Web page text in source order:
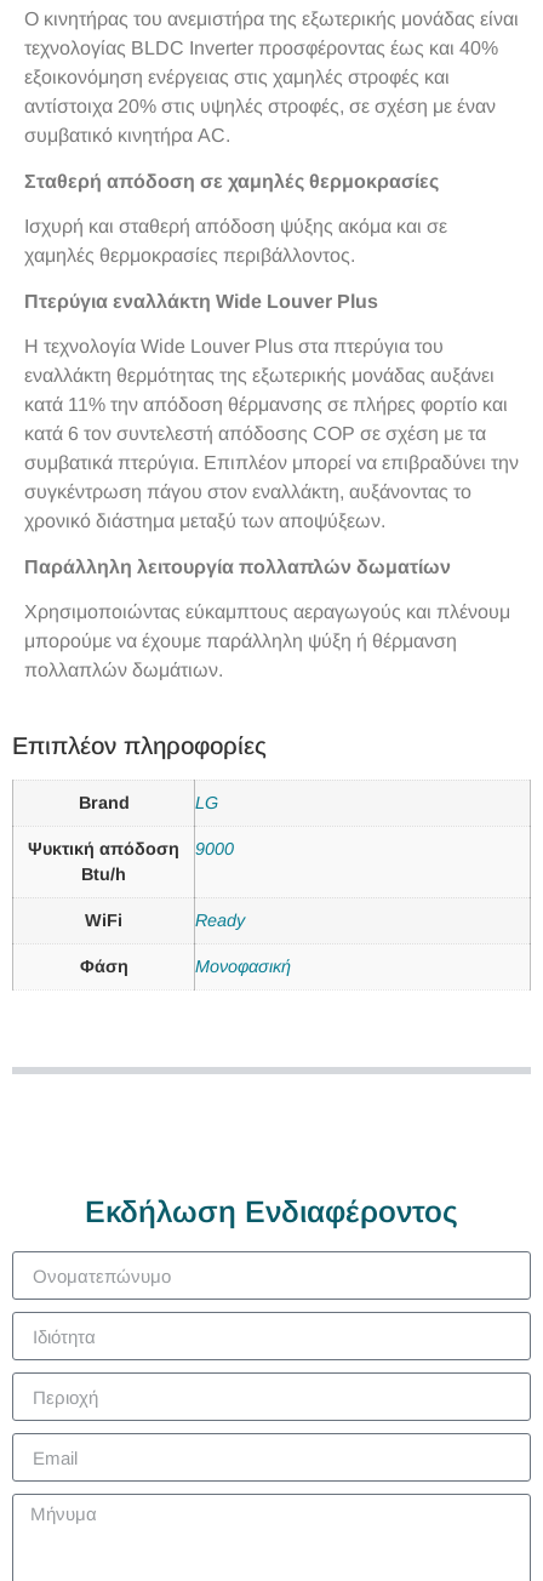
Ο κινητήρας του ανεμιστήρα της εξωτερικής μονάδας είναι
τεχνολογίας BLDC Inverter προσφέροντας έως και 40%
εξοικονόμηση ενέργειας στις χαμηλές στροφές και
αντίστοιχα 20% στις υψηλές στροφές, σε σχέση με έναν
συμβατικό κινητήρα AC.
Σταθερή απόδοση σε χαμηλές θερμοκρασίες
Ισχυρή και σταθερή απόδοση ψύξης ακόμα και σε
χαμηλές θερμοκρασίες περιβάλλοντος.
Πτερύγια εναλλάκτη Wide Louver Plus
H τεχνολογία Wide Louver Plus στα πτερύγια του
εναλλάκτη θερμότητας της εξωτερικής μονάδας αυξάνει
κατά 11% την απόδοση θέρμανσης σε πλήρες φορτίο και
κατά 6 τον συντελεστή απόδοσης COP σε σχέση με τα
συμβατικά πτερύγια. Επιπλέον μπορεί να επιβραδύνει την
συγκέντρωση πάγου στον εναλλάκτη, αυξάνοντας το
χρονικό διάστημα μεταξύ των αποψύξεων.
Παράλληλη λειτουργία πολλαπλών δωματίων
Χρησιμοποιώντας εύκαμπτους αεραγωγούς και πλένουμ
μπορούμε να έχουμε παράλληλη ψύξη ή θέρμανση
πολλαπλών δωμάτιων.
Επιπλέον πληροφορίες
Brand LG
Ψυκτική απόδοση
Btu/h
9000
WiFi Ready
Φάση Μονοφασική
Εκδήλωση Ενδιαφέροντος